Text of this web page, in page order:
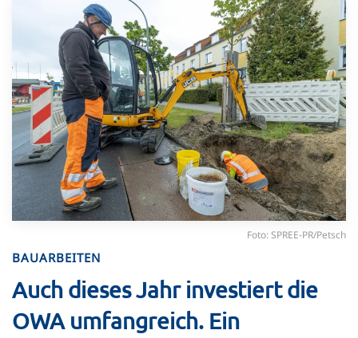
Foto: SPREE-PR/Petsch
BAUARBEITEN
Auch dieses Jahr investiert die
OWA umfangreich. Ein